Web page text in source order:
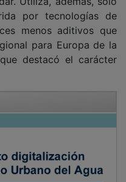
por tecnologías de
menos aditivos que
para Europa de la
destacó el carácter